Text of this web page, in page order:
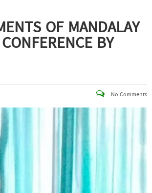
OF MANDALAY
BY
No Comments